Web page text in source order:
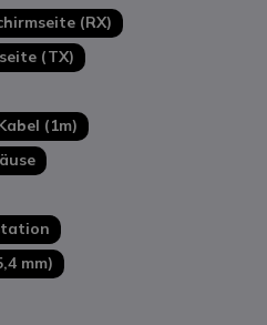
Magnetische Dockingstation
Logitech Rally Bar, Rally Bar
(RX)
(TX)
(1m)
mm)